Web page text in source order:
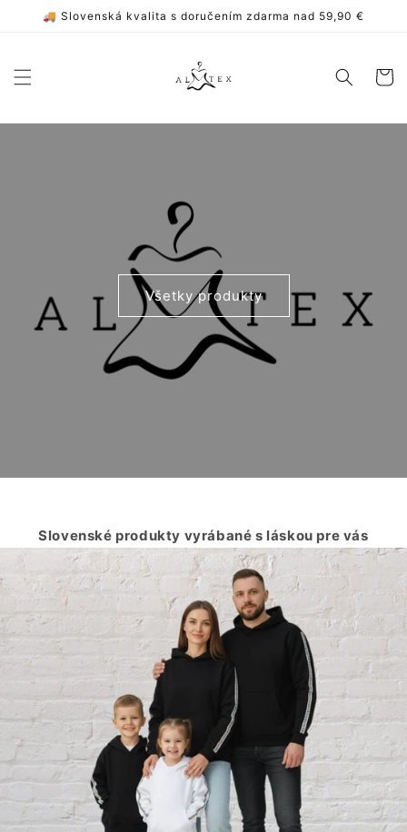
🚚 Slovenská kvalita s doručením zdarma nad 59,90 €
Košík
Všetky produkty
Slovenské produkty vyrábané s láskou pre vás